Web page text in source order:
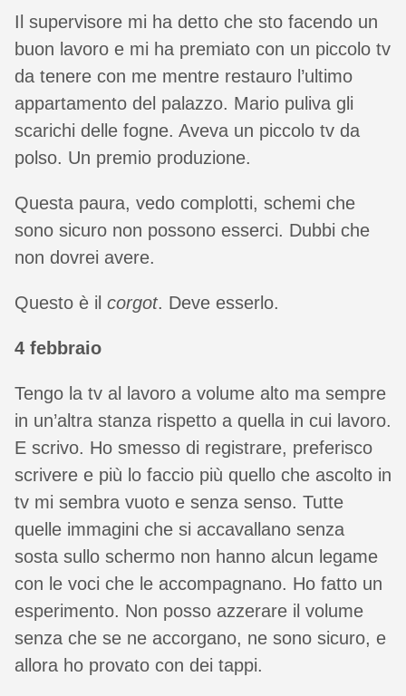
Il supervisore mi ha detto che sto facendo un
buon lavoro e mi ha premiato con un piccolo tv
da tenere con me mentre restauro l’ultimo
appartamento del palazzo. Mario puliva gli
scarichi delle fogne. Aveva un piccolo tv da
polso. Un premio produzione.
Questa paura, vedo complotti, schemi che
sono sicuro non possono esserci. Dubbi che
non dovrei avere.
Questo è il corgot. Deve esserlo.
4 febbraio
Tengo la tv al lavoro a volume alto ma sempre
in un’altra stanza rispetto a quella in cui lavoro.
E scrivo. Ho smesso di registrare, preferisco
scrivere e più lo faccio più quello che ascolto in
tv mi sembra vuoto e senza senso. Tutte
quelle immagini che si accavallano senza
sosta sullo schermo non hanno alcun legame
con le voci che le accompagnano. Ho fatto un
esperimento. Non posso azzerare il volume
senza che se ne accorgano, ne sono sicuro, e
allora ho provato con dei tappi.